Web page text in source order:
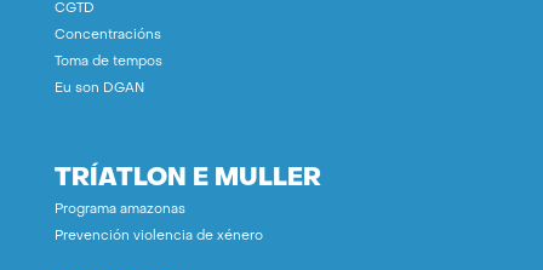
CGTD
Concentracións
Toma de tempos
Eu son DGAN
TRÍATLON E MULLER
Programa amazonas
Prevención violencia de xénero